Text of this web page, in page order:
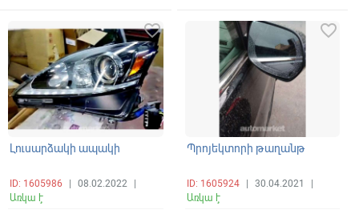
Լուսարձակի ապակի
ID: 1605986 08.02.2022
Առկա է
favorite_border
Պրոյեկտորի թաղանթ
ID: 1605924 30.04.2021
Առկա է
favorite_border